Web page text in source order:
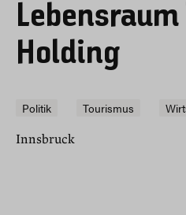
Holding
Politik Tourismus
Innsbruck